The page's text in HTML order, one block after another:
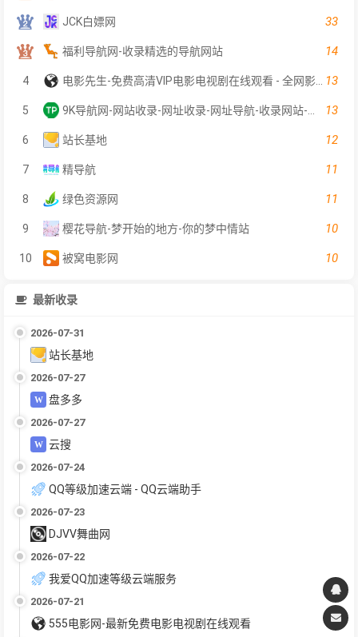
JCK白嫖网 33
福利导航网-收录精选的导航网站 14
4 13
5 13
6 站长基地 12
7 精导航 11
8 绿色资源网 11
9 樱花导航-梦开始的地方-你的梦中情站 10
10 被窝电影网 10
最新收录
2026-07-31
站长基地
2026-07-27
盘多多
2026-07-27
云搜
2026-07-24
QQ等级加速云端 - QQ云端助手
2026-07-23
DJVV舞曲网
2026-07-22
我爱QQ加速等级云端服务
2026-07-21
555电影网-最新免费电影电视剧在线观看